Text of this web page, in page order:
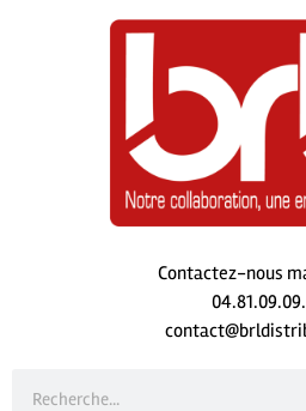
Contactez-nous